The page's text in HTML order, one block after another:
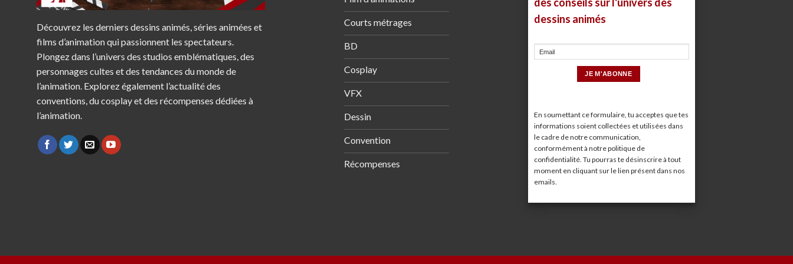
Découvrez les derniers dessins animés, séries animées et
films d’animation qui passionnent les spectateurs.
Plongez dans l’univers des studios emblématiques, des
personnages cultes et des tendances du monde de
l’animation. Explorez également l’actualité des
conventions, du cosplay et des récompenses dédiées à
l’animation.
Courts métrages
BD
Cosplay
VFX
Dessin
Convention
Récompenses
dessins animés
En soumettant ce formulaire, tu acceptes que tes
informations soient collectées et utilisées dans
le cadre de notre communication,
conformément à notrepolitique de
confidentialité. Tu pourras te désinscrire à tout
moment en cliquant sur le lien présent dans nos
emails.